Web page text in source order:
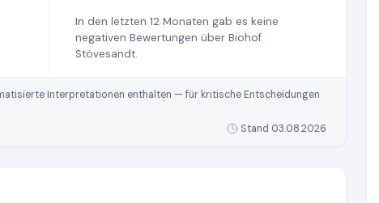
In den letzten 12 Monaten gab es keine
negativen Bewertungen über Biohof
Stövesandt.
Interpretationen enthalten — für kritische Entscheidungen
Stand 03.08.2026